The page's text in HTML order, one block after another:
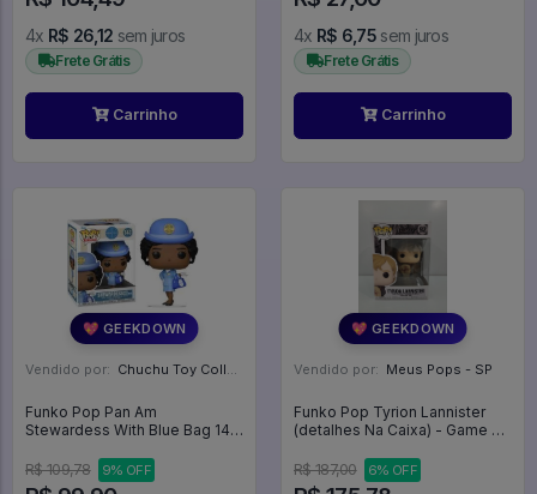
4x R$ 26,12 sem juros
Frete Grátis
Carrinho
4x R$ 6,75 sem juros
Frete Grátis
Carrinho
💖 GEEKDOWN
Vendido por: Chuchu Toy Collection - SP
Funko Pop Pan Am
Stewardess With Blue Bag 141
R$ 109,78
9% OFF
💖 GEEKDOWN
Vendido por: Meus Pops - SP
Funko Pop Tyrion Lannister
(detalhes Na Caixa) - Game Of
R$ 187,00
6% OFF